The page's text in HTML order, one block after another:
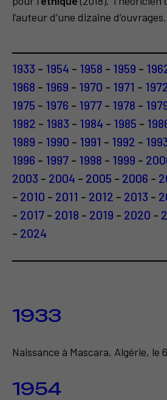
l’auteur d’une dizaine d’ouvrages.
1933 - 1954 - 1958 - 1959 -
1968 - 1969 - 1970 - 1971 -
1975 - 1976 - 1977 - 1978 -
1982 - 1983 - 1984 - 1985 -
1989 - 1990 - 1991 - 1992 -
1996 - 1997 - 1998 - 1999 -
2003 - 2004 - 2005 - 2006 -
- 2010 - 2011 - 2012 - 2013 -
- 2017 - 2018 - 2019 - 2020 -
- 2024
1933
Naissance à Mascara, Algérie, le
1954